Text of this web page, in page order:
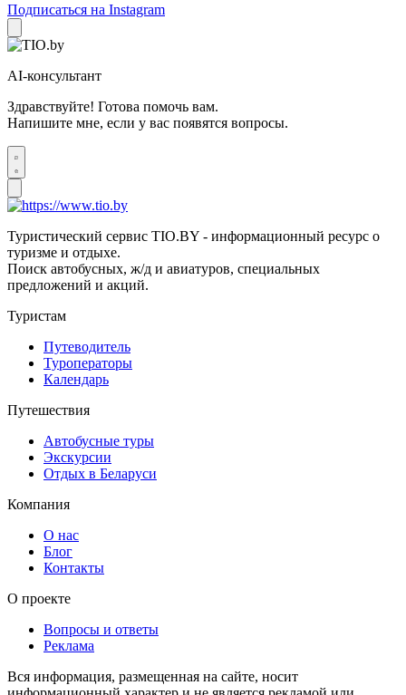
Подписаться на Instagram
AI-консультант
Здравствуйте! Готова помочь вам.
Напишите мне, если у вас появятся вопросы.
Туристический сервис TIO.BY - информационный ресурс о
туризме и отдыхе.
Поиск автобусных, ж/д и авиатуров, специальных
предложений и акций.
Туристам
Путеводитель
Туроператоры
Календарь
Путешествия
Автобусные туры
Экскурсии
Отдых в Беларуси
Компания
О нас
Блог
Контакты
О проекте
Вопросы и ответы
Реклама
Вся информация, размещенная на сайте, носит